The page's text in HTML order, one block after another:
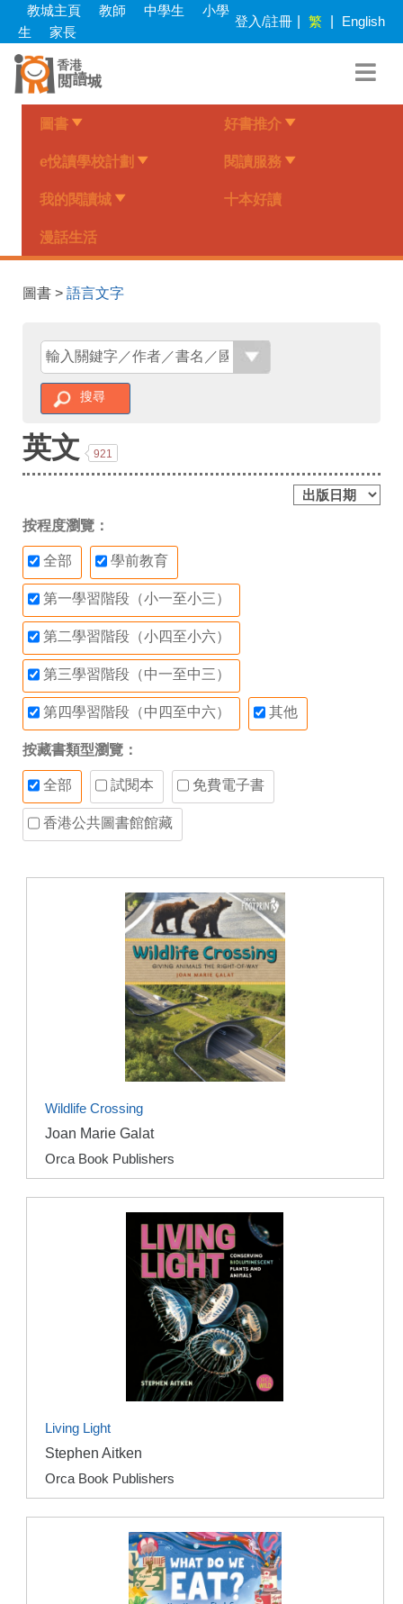
Skip
main
content
教城主頁 教師 中學生
小學
生
家長
登入/註冊 繁 English
圖書 好書推介
e悅讀學校計劃 閱讀服務
我的閱讀城 十本好讀
漫話生活
圖書 > 語言文字
搜尋
英文 921
按程度瀏覽：
全部 學前教育
第一學習階段（小一至小三）
第二學習階段（小四至小六）
第三學習階段（中一至中三）
第四學習階段（中四至中六） 其他
按藏書類型瀏覽：
全部 試閱本 免費電子書
香港公共圖書館館藏
Wildlife Crossing
Joan Marie Galat
Orca Book Publishers
Living Light
Stephen Aitken
Orca Book Publishers